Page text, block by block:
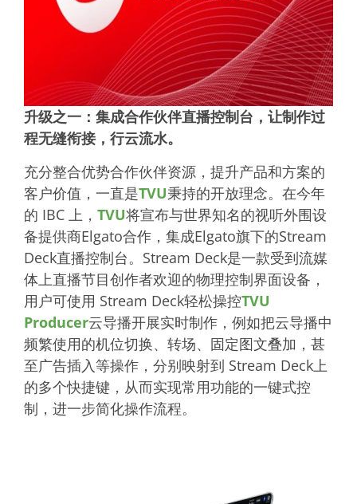
升级之一：集成合作伙伴直播控制台，让制作过
程无缝衔接，行云流水。
充分整合优势合作伙伴资源，提升产品和方案的
客户价值，一直是TVU秉持的开放理念。在今年
的 IBC 上， TVU将宣布与世界知名的视听外围设
备提供商Elgato合作，集成Elgato旗下的Stream
Deck直播控制台。Stream Deck是一款受到流媒
体上直播节目创作者欢迎的物理控制界面设备，
用户可使用 Stream Deck轻松操控TVU
Producer云导播开展实时制作，例如把云导播中
频繁使用的机位切换、转场、固定图文叠加，甚
至广告插入等操作，分别映射到 Stream Deck上
的多个快捷键，从而实现常用功能的一键式控
制，进一步简化操作流程。